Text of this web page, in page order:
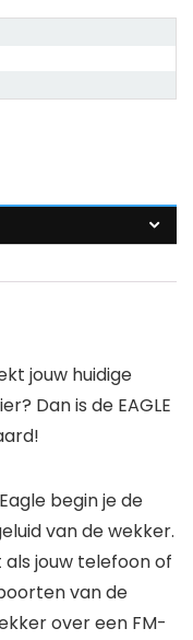
jouw huidige
Dan is de EAGLE
begin je de
van de wekker.
als jouw telefoon of
van de
over een FM-